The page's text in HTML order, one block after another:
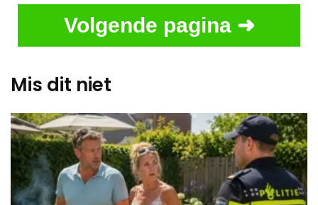
Volgende pagina ➜
Mis dit niet